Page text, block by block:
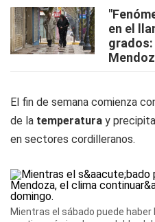
en el
El fin de semana comienza
de la temperatura y
en sectores cordilleranos.
Mientras el sábado puede